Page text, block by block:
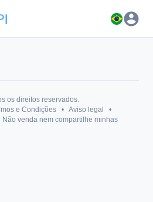
account_circle
os direitos reservados.
e Condições • Aviso legal
•
Não venda nem compartilhe minhas